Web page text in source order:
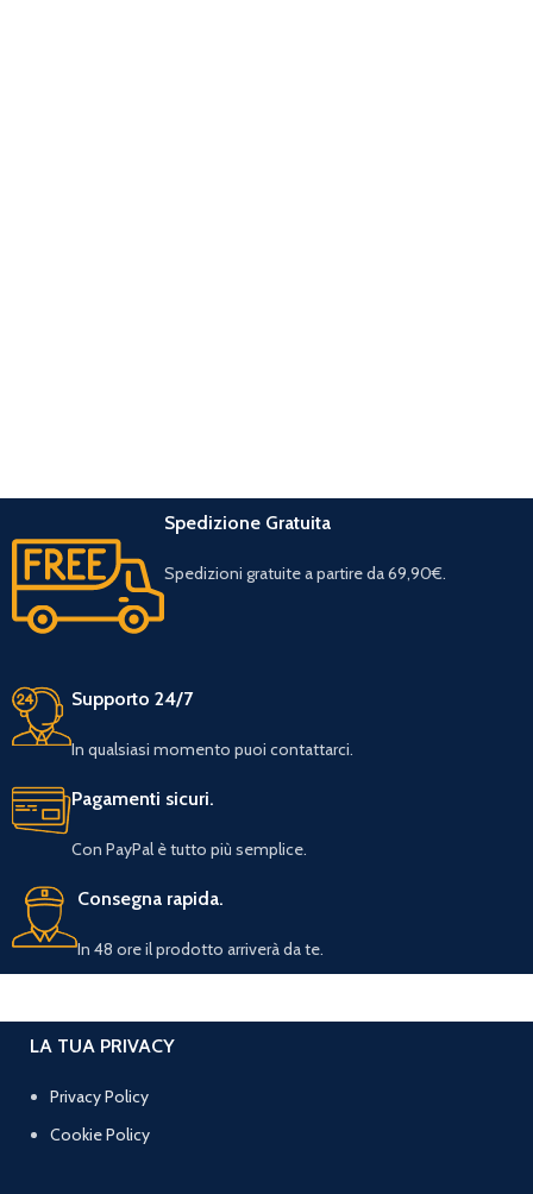
Spedizione Gratuita
Spedizioni gratuite a partire da 69,90€.
Supporto 24/7
In qualsiasi momento puoi contattarci.
Pagamenti sicuri.
Con PayPal è tutto più semplice.
Consegna rapida.
In 48 ore il prodotto arriverà da te.
LA TUA PRIVACY
Privacy Policy
Cookie Policy